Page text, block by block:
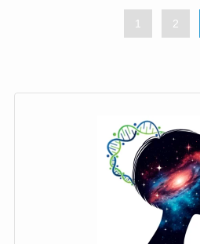
1 2